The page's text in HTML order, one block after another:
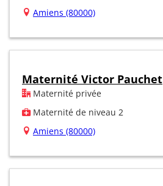
Amiens (80000)
Maternité Victor Pauchet
Maternité privée
Maternité de niveau 2
Amiens (80000)